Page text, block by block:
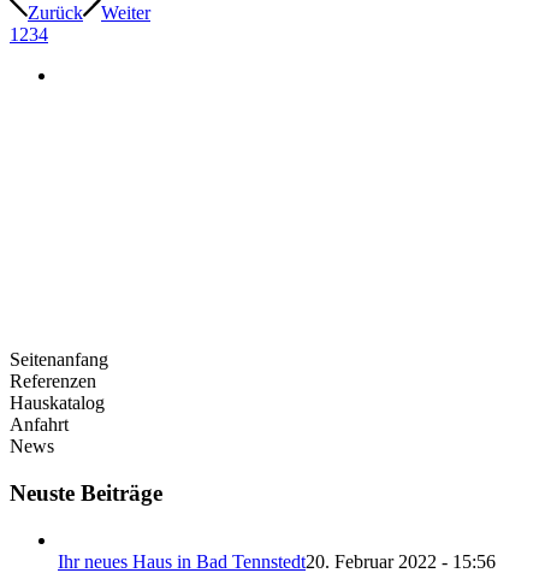
Zurück
Weiter
1 234
Seitenanfang
Referenzen
Hauskatalog
Anfahrt
News
Neuste Beiträge
Ihr neues Haus in Bad Tennstedt20. Februar 2022 - 15:56